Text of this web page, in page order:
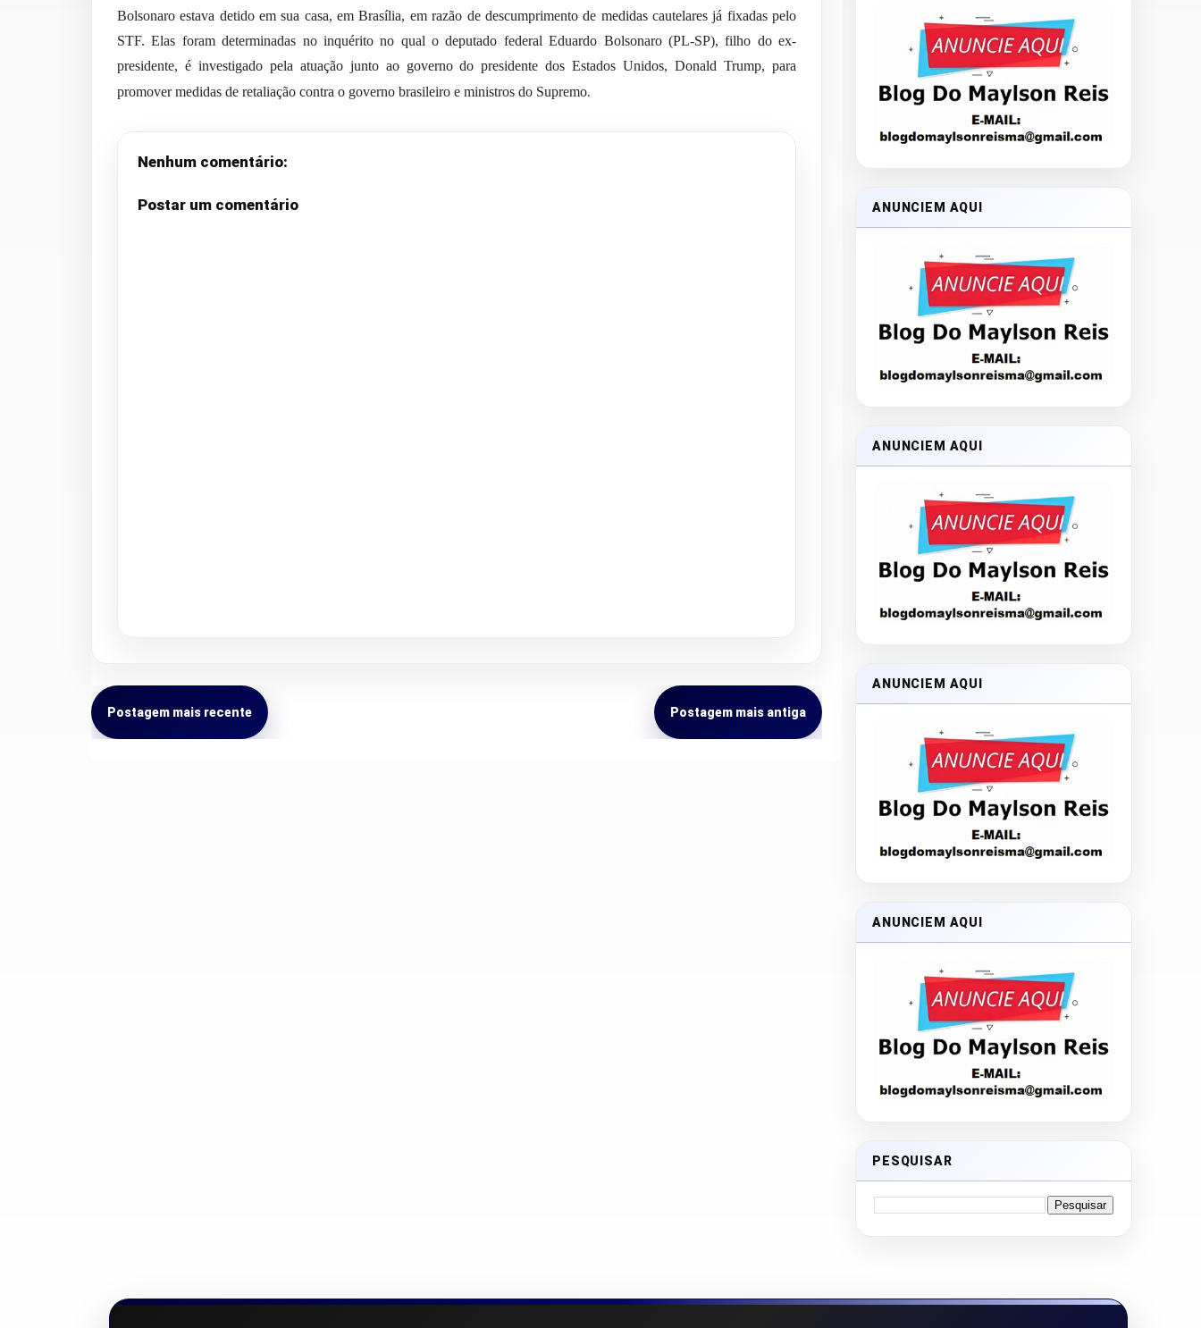
Bolsonaro estava detido em sua casa, em Brasília, em razão de descumprimento de medidas cautelares já fixadas pelo
STF. Elas foram determinadas no inquérito no qual o deputado federal Eduardo Bolsonaro (PL-SP), filho do ex-
presidente, é investigado pela atuação junto ao governo do presidente dos Estados Unidos, Donald Trump, para
promover medidas de retaliação contra o governo brasileiro e ministros do Supremo.
Nenhum comentário:
Postar um comentário
Postagem mais recente Postagem mais antiga
ANUNCIEM AQUI
ANUNCIEM AQUI
ANUNCIEM AQUI
ANUNCIEM AQUI
PESQUISAR